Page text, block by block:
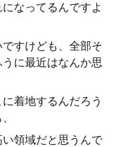
なってるんですよ
すけども、全部そ
に最近はなんか思
着地するんだろう
領域だと思うんで